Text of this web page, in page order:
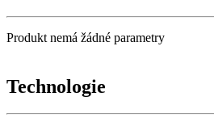
Produkt nemá žádné parametry
Technologie